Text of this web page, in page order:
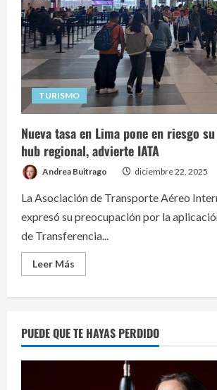
TURISMO
Nueva tasa en Lima pone en riesgo
hub regional, advierte IATA
Andrea Buitrago diciembre 22, 2025
La Asociación de Transporte Aéreo
expresó su preocupación por la
de Transferencia...
Leer Más
more
pone
en
su
PUEDE QUE TE HAYAS PERDIDO